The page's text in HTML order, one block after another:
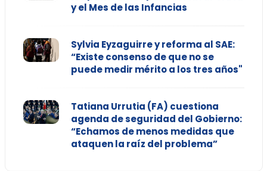
y el Mes de las Infancias
Sylvia Eyzaguirre y reforma al SAE:
“Existe consenso de que no se
puede medir mérito a los tres años"
Tatiana Urrutia (FA) cuestiona
agenda de seguridad del Gobierno:
“Echamos de menos medidas que
ataquen la raíz del problema”